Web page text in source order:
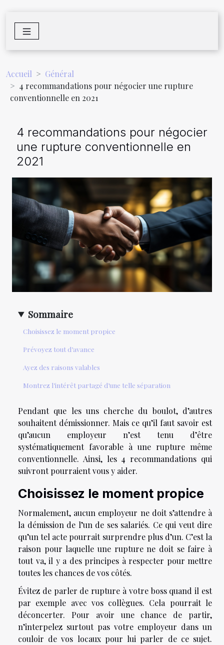
Accueil
Général
4 recommandations pour négocier une rupture
conventionnelle en 2021
4 recommandations pour négocier
une rupture conventionnelle en
2021
Sommaire
Choisissez le moment propice
Prévoyez tout d’avance
Ayez des raisons valables
Montrez l’intérêt partagé d’une telle séparation
Pendant que les uns cherche du boulot, d’autres
souhaitent démissionner. Mais ce qu’il faut savoir est
qu’aucun employeur n’est tenu d’être
systématiquement favorable à une rupture même
conventionnelle. Ainsi, les 4 recommandations qui
suivront pourraient vous y aider.
Choisissez le moment propice
Normalement, aucun employeur ne doit s’attendre à
la démission de l’un de ses salariés. Ce qui veut dire
qu’un tel acte pourrait surprendre plus d’un. C’est la
raison pour laquelle une rupture ne doit se faire à
tout va, il y a des principes à respecter pour mettre
toutes les chances de vos côtés.
Évitez de parler de rupture à votre boss quand il est
par exemple avec vos collègues. Cela pourrait le
déconcerter. Pour avoir une chance de partir,
n’interpelez surtout pas votre employeur dans un
couloir de vos locaux pour lui parler de ce sujet.